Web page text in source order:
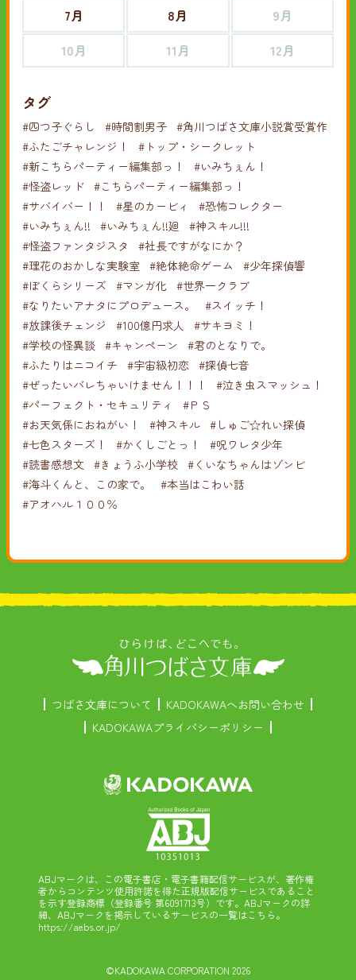
7月
8月
9月
10月
11月 12月
タグ
#四つ子ぐらし #時間割男子 #角川つばさ文庫小説賞受賞作
#ふたごチャレンジ！
#トップ・シークレット
#新こちらパーティー編集部っ！
#いみちぇん！
#怪盗レッド #こちらパーティー編集部っ！
#サバイバー！！
#星のカービィ
#恐怖コレクター
#いみちぇん!!
#いみちぇん!!廻
#神スキル!!!
#怪盗ファンタジスタ
#社長ですがなにか？
#理花のおかしな実験室 #絶体絶命ゲーム
#少年探偵響
#ぼくらシリーズ
#マンガ化 #世界一クラブ
#なりたいアナタにプロデュース。
#スイッチ！
#放課後チェンジ
#100億円求人
#サキヨミ！
#学校の怪異談 #キャンペーン
#君のとなりで。
#ふたりはニコイチ
#宇宙級初恋
#探偵七音
#ぜったいバレちゃいけません！！！
#泣き虫スマッシュ！
#パーフェクト・セキュリティ
#ＰＳ
#お天気係におねがい！
#神スキル #しゅご☆れい探偵
#七色スターズ！
#かくしごとっ！
#呪ワレタ少年
#読書感想文
#きょうふ小学校 #くいなちゃんはゾンビ
#海斗くんと、この家で。
#本当はこわい話
#アオハル１００％
つばさ文庫について
KADOKAWAへお問い合わせ
KADOKAWAプライバシーポリシー
ABJマークは、この電子書店・電子書籍配信サービスが、著作権
者からコンテンツ使用許諾を得た正規版配信サービスであること
を示す登録商標（登録番号 第6091713号）です。ABJマークの詳
細、ABJマークを掲示しているサービスの一覧はこちら。
https://aebs.or.jp/
©KADOKAWA CORPORATION 2026